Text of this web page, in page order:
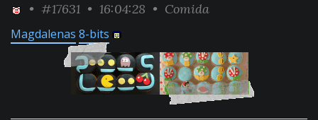
• #17631 • 16:04:28 • Comida
Magdalenas 8-bits